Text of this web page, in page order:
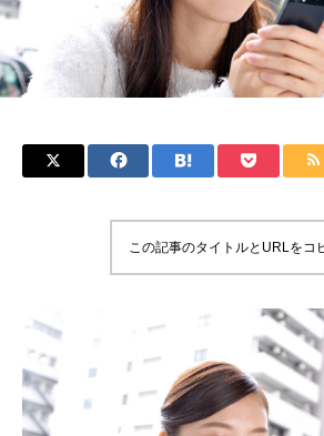
この記事のタイトルとURLをコ